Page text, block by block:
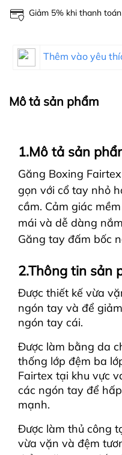
Giảm 5% khi thanh
Thêm vào yêu
Mô tả sản phẩm
1.Mô tả sản
Găng Boxing
gọn với cổ tay nhỏ
cầm. Cảm giác
mái và dễ dàng
Găng tay đấm bốc
2.Thông tin sản
Được thiết kế vừa
ngón tay và để
ngón tay cái.
Được làm bằng da
thống lớp đệm ba
Fairtex tại khu vực
các ngón tay để
mạnh.
Được làm thủ công
vừa vặn và đệm